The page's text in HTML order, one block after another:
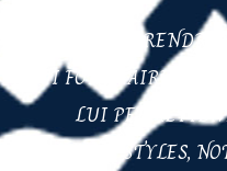
SA SOIF
LUI FONT FAIRE DES
LUI
D’AUTRES STYLES,